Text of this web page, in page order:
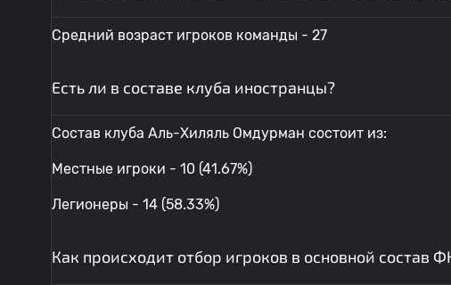
Средний возраст игроков команды - 27
Есть ли в составе клуба иностранцы?
Состав клуба Аль-Хиляль Омдурман состоит из:
Местные игроки - 10 (41.67%)
Легионеры - 14 (58.33%)
Как происходит отбор игроков в основной состав